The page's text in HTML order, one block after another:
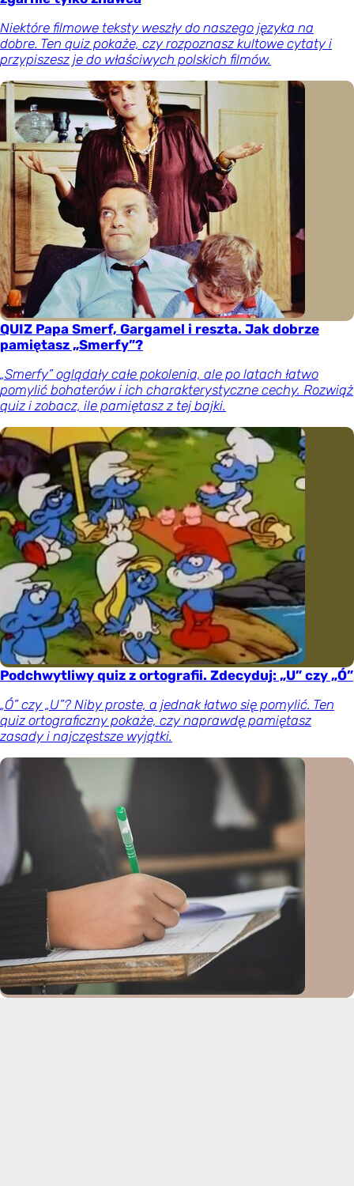
Niektóre filmowe teksty weszły do naszego języka na
dobre. Ten quiz pokaże, czy rozpoznasz kultowe cytaty i
przypiszesz je do właściwych polskich filmów.
QUIZ Papa Smerf, Gargamel i reszta. Jak dobrze
pamiętasz „Smerfy”?
„Smerfy” oglądały całe pokolenia, ale po latach łatwo
pomylić bohaterów i ich charakterystyczne cechy. Rozwiąż
quiz i zobacz, ile pamiętasz z tej bajki.
Podchwytliwy quiz z ortografii. Zdecyduj: „U” czy „Ó”
„Ó” czy „U”? Niby proste, a jednak łatwo się pomylić. Ten
quiz ortograficzny pokaże, czy naprawdę pamiętasz
zasady i najczęstsze wyjątki.